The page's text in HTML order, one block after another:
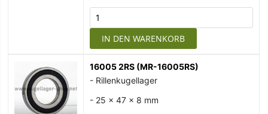
IN DEN WARENKORB
16005 2RS (MR-16005RS)
- Rillenkugellager
- 25 x 47 x 8 mm